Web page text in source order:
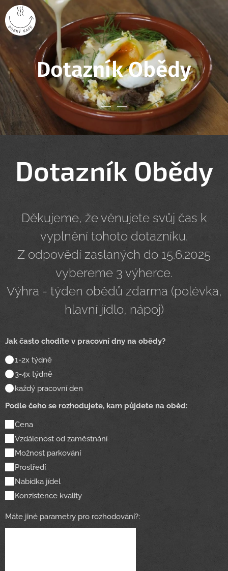
Dotazník Obědy
Dotazník Obědy
Děkujeme, že věnujete svůj čas k
vyplnění tohoto dotazníku.
Z odpovědí zaslaných do 15.6.2025
vybereme 3 výherce.
Výhra - týden obědů zdarma (polévka,
hlavní jídlo, nápoj)
Jak často chodíte v pracovní dny na obědy?
1-2x týdně
3-4x týdně
každý pracovní den
Podle čeho se rozhodujete, kam půjdete na oběd:
Cena
Vzdálenost od zaměstnání
Možnost parkování
Prostředí
Nabídka jídel
Konzistence kvality
Máte jiné parametry pro rozhodování?: